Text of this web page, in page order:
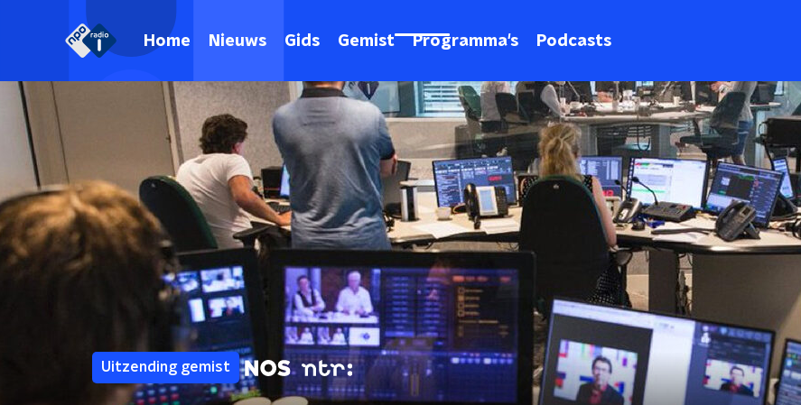
Home Nieuws Gids Gemist Programma's Podcasts
Uitzending gemist